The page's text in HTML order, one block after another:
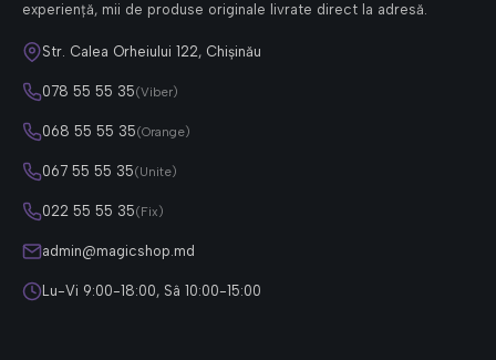
experiență, mii de produse originale livrate direct la adresă.
Str. Calea Orheiului 122, Chișinău
078 55 55 35(Viber)
068 55 55 35(Orange)
067 55 55 35(Unite)
022 55 55 35(Fix)
admin@magicshop.md
Lu-Vi 9:00-18:00, Sâ 10:00-15:00